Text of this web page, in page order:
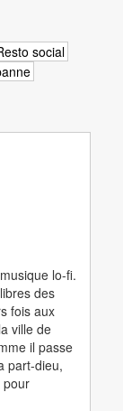
social
lo-fi.
des
fois aux
ville de
il passe
part-dieu,
pour